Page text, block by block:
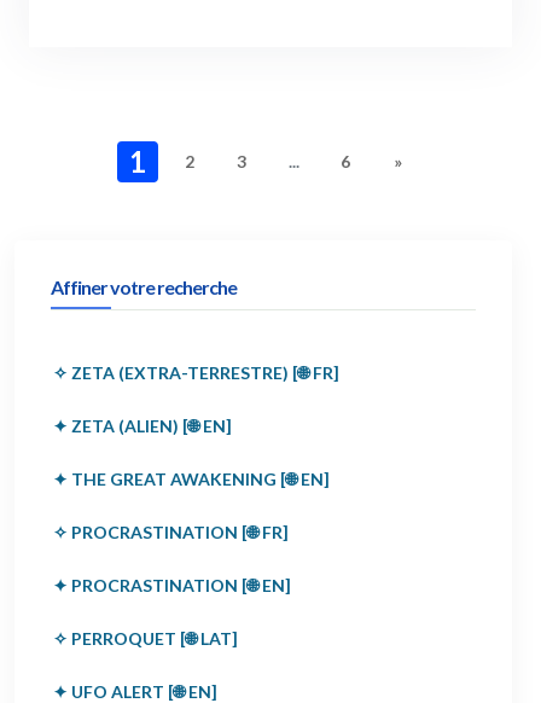
1 2 3 ... 6 »
Affiner votre recherche
✧ ZETA (EXTRA-TERRESTRE) [🌐 FR]
✦ ZETA (ALIEN) [🌐 EN]
✦ THE GREAT AWAKENING [🌐 EN]
✧ PROCRASTINATION [🌐 FR]
✦ PROCRASTINATION [🌐 EN]
✧ PERROQUET [🌐 LAT]
✦ UFO ALERT [🌐 EN]